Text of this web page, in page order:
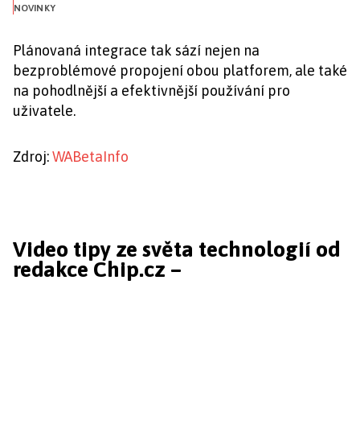
NOVINKY
Plánovaná integrace tak sází nejen na
bezproblémové propojení obou platforem, ale také
na pohodlnější a efektivnější používání pro
uživatele.
Zdroj:WABetaInfo
Video tipy ze světa technologií od
redakce Chip.cz –